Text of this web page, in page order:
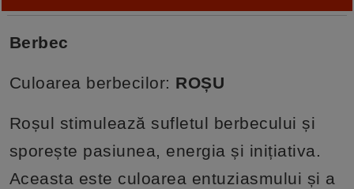
Berbec
Culoarea berbecilor: ROȘU
Roșul stimulează sufletul berbecului și
sporește pasiunea, energia și inițiativa.
Aceasta este culoarea entuziasmului și a